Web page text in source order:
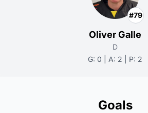
#79
Oliver Galle
D
G: 0 | A: 2 | P: 2
Goals